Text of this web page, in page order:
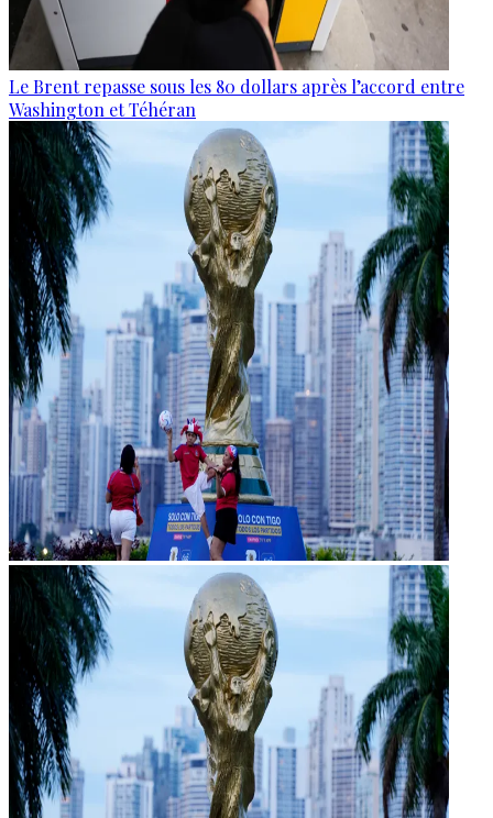
Le Brent repasse sous les 80 dollars après l’accord entre
Washington et Téhéran